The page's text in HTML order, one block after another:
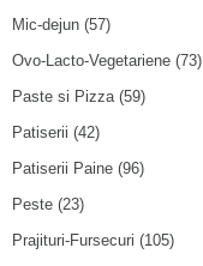
Mic-dejun (57)
Ovo-Lacto-Vegetariene (73)
Paste si Pizza(59)
Patiserii (42)
Patiserii Paine (96)
Peste (23)
Prajituri-Fursecuri (105)